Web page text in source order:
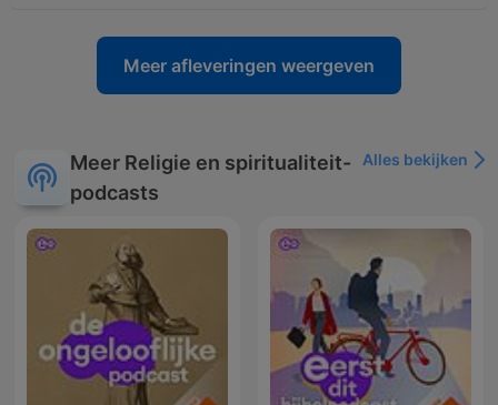
Meer afleveringen weergeven
Meer Religie en spiritualiteit-
podcasts
Alles bekijken